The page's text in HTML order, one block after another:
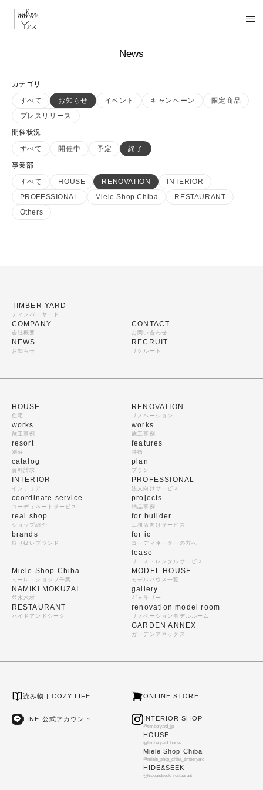
News
カテゴリ
すべて
お知らせ イベント キャンペーン
限定商品
プレスリリース
開催状況
すべて
開催中 予定
終了
事業部
すべて
HOUSE RENOVATION
INTERIOR
PROFESSIONAL
Miele Shop Chiba
RESTAURANT
Others
TIMBER YARD
ティンバーヤード
COMPANY
会社概要
NEWS
お知らせ
CONTACT
お問い合わせ
RECRUIT
リクルート
HOUSE
住宅
works
施工事例
resort
別荘
catalog
資料請求
RENOVATION
リノベーション
works
施工事例
features
特徴
plan
プラン
INTERIOR
インテリア
coordinate service
コーディネートサービス
real shop
ショップ紹介
brands
取り扱いブランド
PROFESSIONAL
法人向けサービス
projects
納品事例
for builder
工務店向けサービス
for ic
コーディネーターの方へ
lease
リース・レンタルサービス
Miele Shop Chiba
ミーレ・ショップ千葉
NAMIKI MOKUZAI
並木木材
RESTAURANT
ハイドアンドシーク
MODEL HOUSE
モデルハウス一覧
gallery
ギャラリー
renovation model room
リノベーションモデルルーム
GARDEN ANNEX
ガーデンアネックス
読み物 | COZY LIFE ONLINE STORE
LINE 公式アカウント INTERIOR SHOP
@timberyard_jp
HOUSE
@timberyard_house
Miele Shop Chiba
@miele_shop_chiba_timberyard
HIDE&SEEK
@hideandseek_restaurant